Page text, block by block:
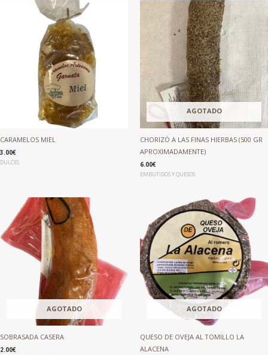
CARAMELOS MIEL
3.00€
DULCES
AGOTADO
CHORIZÓ A LAS FINAS HIERBAS (500 GR
APROXIMADAMENTE)
6.00€
EMBUTIDOS Y QUESOS
AGOTADO
SOBRASADA CASERA
2.00€
AGOTADO
QUESO DE OVEJA AL TOMILLO LA
ALACENA